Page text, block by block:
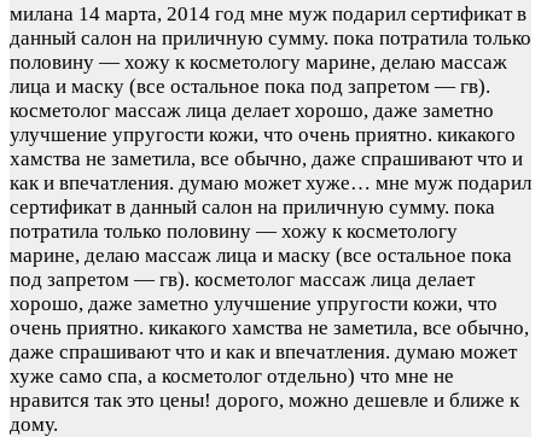
милана 14 марта, 2014 год мне муж подарил сертификат в
данный салон на приличную сумму. пока потратила только
половину — хожу к косметологу марине, делаю массаж
лица и маску (все остальное пока под запретом — гв).
косметолог массаж лица делает хорошо, даже заметно
улучшение упругости кожи, что очень приятно. кикакого
хамства не заметила, все обычно, даже спрашивают что и
как и впечатления. думаю может хуже… мне муж подарил
сертификат в данный салон на приличную сумму. пока
потратила только половину — хожу к косметологу
марине, делаю массаж лица и маску (все остальное пока
под запретом — гв). косметолог массаж лица делает
хорошо, даже заметно улучшение упругости кожи, что
очень приятно. кикакого хамства не заметила, все обычно,
даже спрашивают что и как и впечатления. думаю может
хуже само спа, а косметолог отдельно) что мне не
нравится так это цены! дорого, можно дешевле и ближе к
дому.